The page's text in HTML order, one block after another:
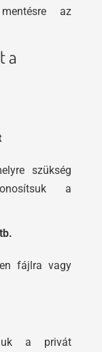
az
a
szükség
a
fájlra vagy
a privát